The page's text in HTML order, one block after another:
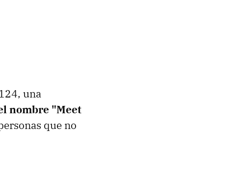
una
nombre "Meet
que no